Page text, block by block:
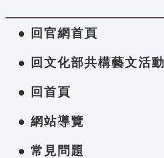
● 回官網首頁
● 回文化部共構藝文活
● 回首頁
● 網站導覽
● 常見問題